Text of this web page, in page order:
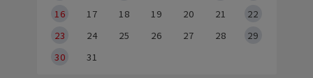
16
17 18 19 20 21
22
23
24 25 26 27 28
29
30
31